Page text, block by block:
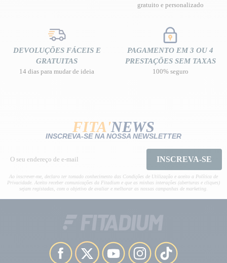
gratuito e personalizado
DEVOLUÇÕES FÁCEIS E
GRATUITAS
14 dias para mudar de ideia
PAGAMENTO EM 3 OU 4
PRESTAÇÕES SEM TAXAS
100% seguro
FITA'NEWS
INSCREVA-SE NA NOSSA NEWSLETTER
INSCREVA-SE
Ao inscrever-me, declaro ter tomado conhecimento das Condições de Utilização e aceito a Política de
Privacidade. Aceito receber comunicações da Fitadium e que as minhas interações (aberturas e cliques)
sejam registadas, com o objetivo de avaliar e melhorar as nossas campanhas de marketing.